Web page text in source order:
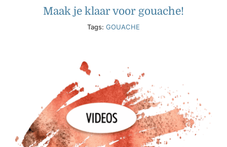
Maak je klaar voor gouache!
Tags: GOUACHE